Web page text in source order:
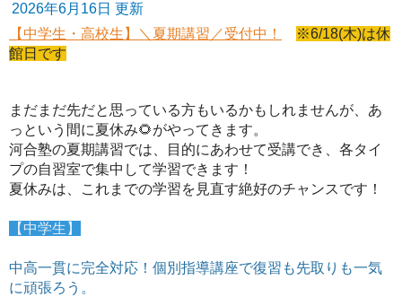
2026年6月16日 更新
【中学生・高校生】＼夏期講習／受付中！
※6/18(木)は休
館日です
まだまだ先だと思っている方もいるかもしれませんが、あ
っという間に夏休み🌻がやってきます。
河合塾の夏期講習では、目的にあわせて受講でき、各タイ
プの自習室で集中して学習できます！
夏休みは、これまでの学習を見直す絶好のチャンスです！
【中学生】
中高一貫に完全対応！個別指導講座で復習も先取りも一気
に頑張ろう。